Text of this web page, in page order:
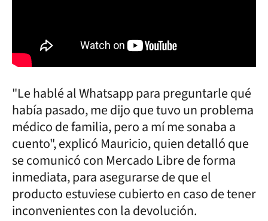
"Le hablé al Whatsapp para preguntarle qué
había pasado, me dijo que tuvo un problema
médico de familia, pero a mí me sonaba a
cuento", explicó Mauricio, quien detalló que
se comunicó con Mercado Libre de forma
inmediata, para asegurarse de que el
producto estuviese cubierto en caso de tener
inconvenientes con la devolución.